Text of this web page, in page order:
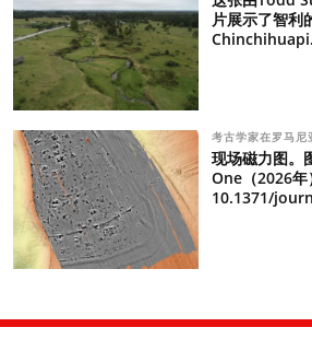
片展示了智利
考古学家在罗马尼
现场磁力图。
One（2026年
10.1371/